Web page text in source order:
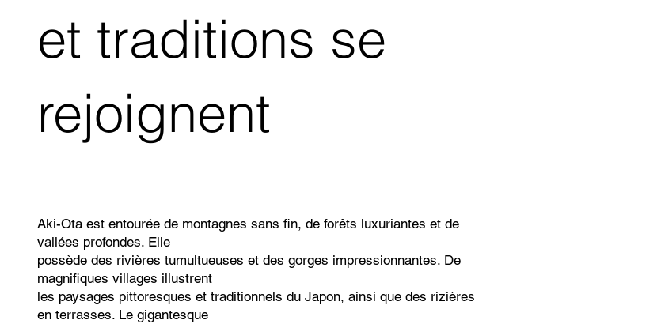
et traditions se
rejoignent
Aki-Ota est entourée de montagnes sans fin, de forêts luxuriantes et de
vallées profondes. Elle
possède des rivières tumultueuses et des gorges impressionnantes. De
magnifiques villages illustrent
les paysages pittoresques et traditionnels du Japon, ainsi que des rizières
en terrasses. Le gigantesque